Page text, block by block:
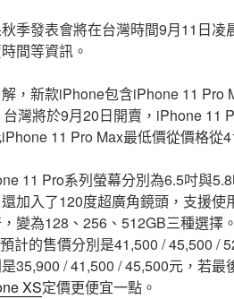
季發表會將在台灣時間9月11日
間等資訊。
，新款iPhone包含iPhone 11 Pro
灣將於9月20日開賣，iPhone 11
11 Pro Max最低價從價格從
11 Pro系列螢幕分別為6.5吋與
加入了120度超廣角鏡頭，支援
變為128、256、512GB三種選擇
計的售價分別是41,500 / 45,500 /
35,900 / 41,500 / 45,500元，若
XS定價更便宜一點。